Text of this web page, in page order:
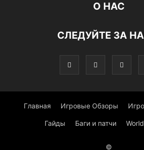
О НАС
СЛЕДУЙТЕ ЗА
Главная Игровые Обзоры
Гайды Баги и патчи
©